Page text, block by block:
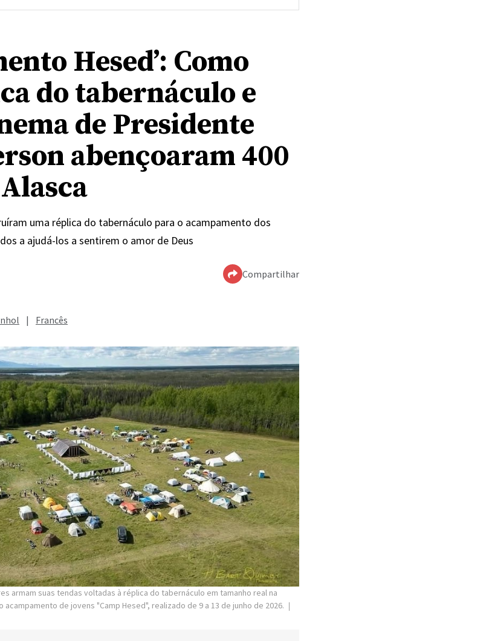
Hesed’: Como
do tabernáculo e
de Presidente
abençoaram 400
uma réplica do tabernáculo para o acampamento dos
a ajudá-los a sentirem o amor de Deus
Compartilhar
| Francês
armam suas tendas voltadas à réplica do tabernáculo em tamanho real na
acampamento de jovens "Camp Hesed", realizado de 9 a 13 de junho de 2026.